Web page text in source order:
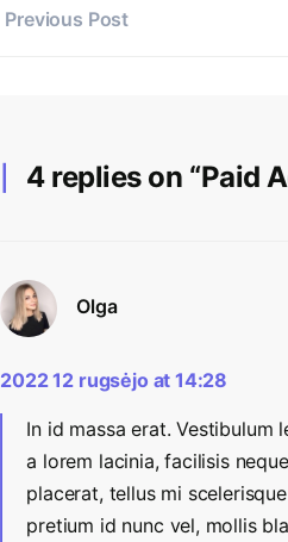
Previous Post
4 replies on “Paid
Olga
2022 12 rugsėjo at 14:28
In id massa erat. Vestibulum
a lorem lacinia, facilisis
placerat, tellus mi
pretium id nunc vel, mollis